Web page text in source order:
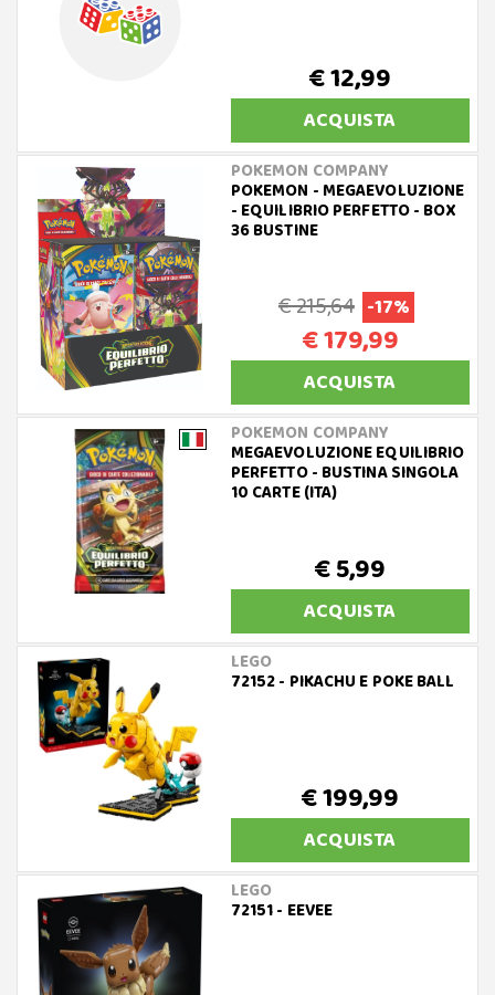
€ 12,99
ACQUISTA
POKEMON COMPANY
POKEMON - MEGAEVOLUZIONE
- EQUILIBRIO PERFETTO - BOX
36 BUSTINE
€ 215,64 -17%
€ 179,99
ACQUISTA
POKEMON COMPANY
MEGAEVOLUZIONE EQUILIBRIO
PERFETTO - BUSTINA SINGOLA
10 CARTE (ITA)
€ 5,99
ACQUISTA
LEGO
72152 - PIKACHU E POKE BALL
€ 199,99
ACQUISTA
LEGO
72151 - EEVEE